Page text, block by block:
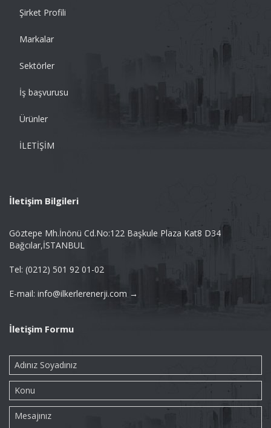
Şirket Profili
Markalar
Sektörler
İş başvurusu
Ürünler
İLETİŞİM
İletişim Bilgileri
Göztepe Mh.İnönü Cd.No:122 Başkule Plaza Kat8 D34
Bağcılar,İSTANBUL
Tel: (0212) 501 92 01-02
E-mail: info@ilkerlerenerji.com →
İletişim Formu